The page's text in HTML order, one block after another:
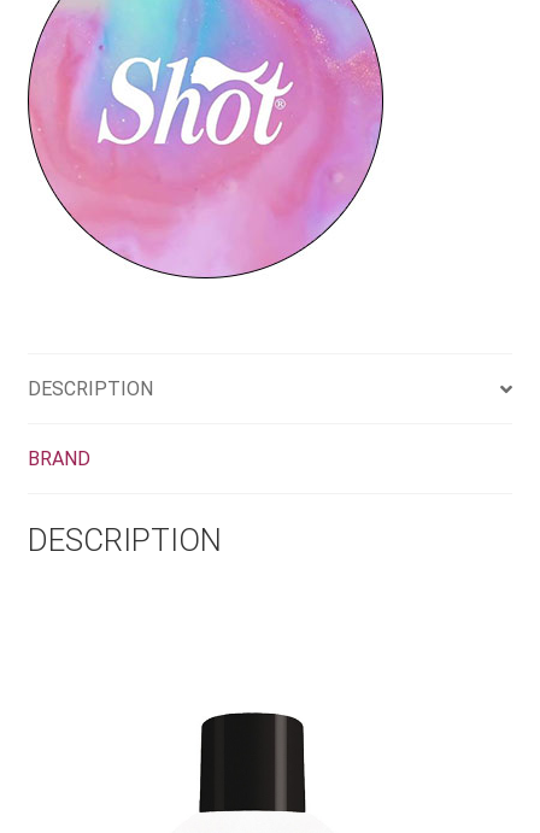
DESCRIPTION
BRAND
DESCRIPTION